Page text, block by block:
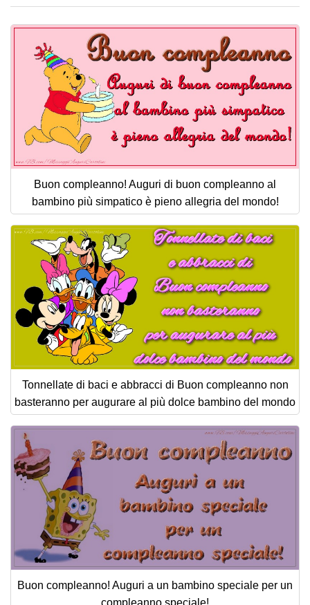
Buon compleanno! Auguri di buon compleanno al
bambino più simpatico è pieno allegria del mondo!
Tonnellate di baci e abbracci di Buon compleanno non
basteranno per augurare al più dolce bambino del mondo
Buon compleanno! Auguri a un bambino speciale per un
compleanno speciale!